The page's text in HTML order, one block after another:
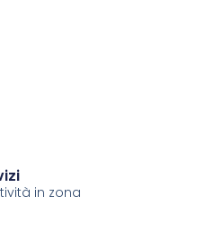
in zona